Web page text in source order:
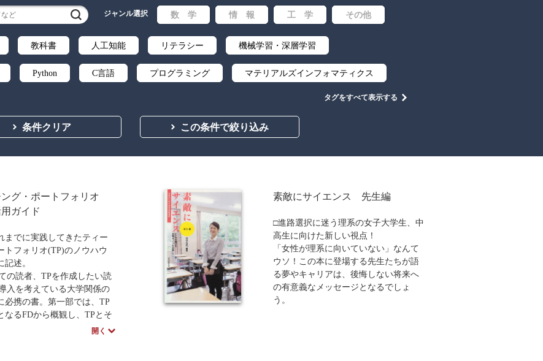
検索
ジャンル選択 数 学 情 報 工 学 その他
教科書 人工知能 リテラシー 機械学習・深層学習
Python C言語 プログラミング マテリアルズインフォマティクス
幾何学
用数学 群論・環論 情報処理
自然言語処理 オペレーションズ・リサーチ 機械工学 計算科学
要求仕様 工学デザイン
食品 シミュレーション 生物 都市計画・建築・土木
医療・医薬 辞典・公式集 教養 知財
ビジネス 言語 公立はこだて未来大学出版会
中学・高校・大学生向け
タグをすべて表示する
条件クリア この条件で絞り込み
ング・ポートフォリオ
ガイド
までに実践してきたティー
トフォリオ(TP)のノウハウ
記述。
の読者、TPを作成したい読
入を考えている大学関係の
必携の書。第一部では、TP
なるFDから概観し、TPとそ
を解説する。第二部では、
開く
素敵にサイエンス 先生編
□進路選択に迷う理系の女子大学生、中
高生に向けた新しい視点！
「女性が理系に向いていない」なんて
ウソ！この本に登場する先生たちが語
る夢やキャリアは、後悔しない将来へ
の有意義なメッセージとなるでしょ
う。